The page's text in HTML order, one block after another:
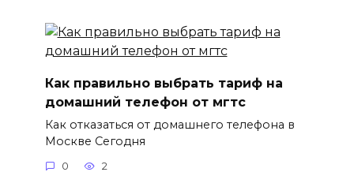
Как правильно выбрать тариф на
домашний телефон от мгтс
Как отказаться от домашнего телефона в
Москве Сегодня
0 2